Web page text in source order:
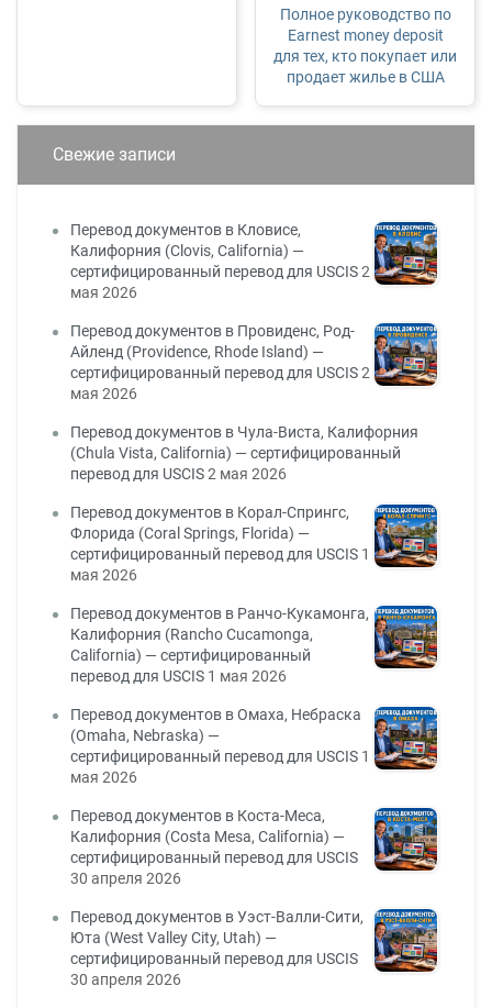
Полное руководство по
Earnest money deposit
для тех, кто покупает или
продает жилье в США
Свежие записи
Перевод документов в Кловисе,
Калифорния (Clovis, California) —
сертифицированный перевод для USCIS2
мая 2026
Перевод документов в Провиденс, Род-
Айленд (Providence, Rhode Island) —
сертифицированный перевод для USCIS2
мая 2026
Перевод документов в Чула-Виста, Калифорния
(Chula Vista, California) — сертифицированный
перевод для USCIS2 мая 2026
Перевод документов в Корал-Спрингс,
Флорида (Coral Springs, Florida) —
сертифицированный перевод для USCIS 1
мая 2026
Перевод документов в Ранчо-Кукамонга,
Калифорния (Rancho Cucamonga,
California) — сертифицированный
перевод для USCIS 1 мая 2026
Перевод документов в Омаха, Небраска
(Omaha, Nebraska) —
сертифицированный перевод для USCIS 1
мая 2026
Перевод документов в Коста-Меса,
Калифорния (Costa Mesa, California) —
сертифицированный перевод для USCIS
30 апреля 2026
Перевод документов в Уэст-Валли-Сити,
Юта (West Valley City, Utah) —
сертифицированный перевод для USCIS
30 апреля 2026